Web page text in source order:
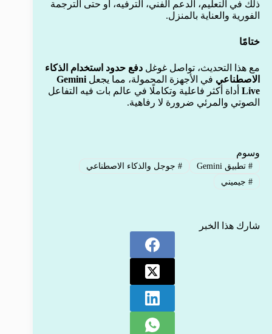
ذلك في التعليم، الدعم الفني، الترفيه، أو حتى الترجمة
الفورية والعناية بالمنزل.
ختامًا
مع هذا التحديث، تواصل غوغل دفع حدود استخدام الذكاء
الاصطناعي في الأجهزة المحمولة، مما يجعل Gemini
Live أداة أكثر فاعلية وتكاملًا في عالم بات فيه التفاعل
الصوتي والمرئي ضرورة لا رفاهية.
وسوم
#تطبيق Gemini #جوجل والذكاء الاصطناعي
#جيميني
شارك هذا الخبر